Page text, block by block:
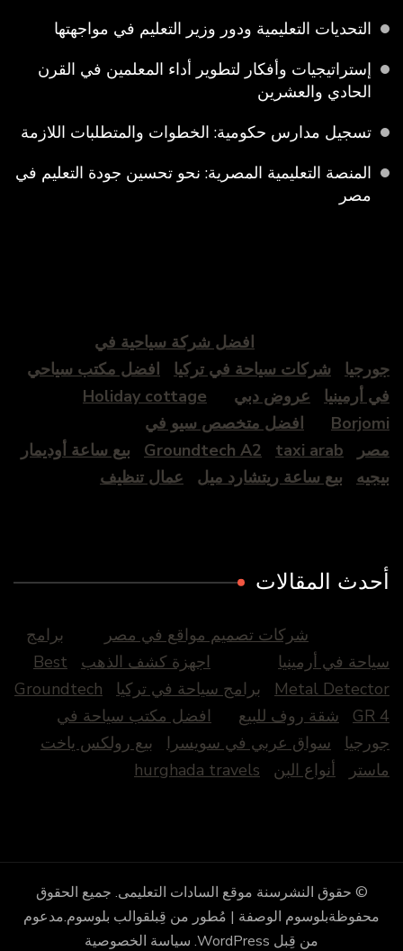
التحديات التعليمية ودور وزير التعليم في مواجهتها
إستراتيجيات وأفكار لتطوير أداء المعلمين في القرن
الحادي والعشرين
تسجيل مدارس حكومية: الخطوات والمتطلبات اللازمة
المنصة التعليمية المصرية: نحو تحسين جودة التعليم في
مصر
افضل شركة سياحية في
جورجيا
شركات سياحة في تركيا
افضل مكتب سياحي
في أرمينيا
عروض دبي
Holiday cottage
Borjomi
افضل متخصص سيو في
مصر
Groundtech A2 taxi arab
بيع ساعة أوديمار
بيجيه
بيع ساعة ريتشارد ميل عمال تنظيف
أحدث المقالات
شركات تصميم مواقع في مصر
برامج
سياحة في أرمينيا
اجهزة كشف الذهب
Best
Metal Detector
برامج سياحة في تركيا
Groundtech
GR 4
شقة روف للبيع
افضل مكتب سياحة في
جورجيا
سواق عربي في سويسرا
بيع رولكس ياخت
ماستر
أنواع البن hurghada travels
© حقوق النشرسنة موقع السادات التعليمى. جميع الحقوق
محفوظةبلوسوم الوصفة | مُطور من قِبلقوالب بلوسوم.مدعوم
من قِبل WordPress
. سياسة الخصوصية